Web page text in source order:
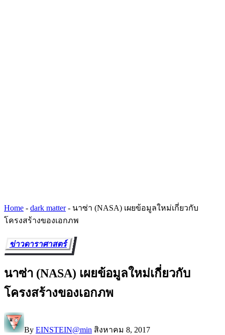
Home - dark matter- นาซ่า (NASA) เผยข้อมูลใหม่เกี่ยวกับ
โครงสร้างของเอกภพ
ข่าวดาราศาสตร์
นาซ่า (NASA) เผยข้อมูลใหม่เกี่ยวกับ
โครงสร้างของเอกภพ
By EINSTEIN@min สิงหาคม 8, 2017